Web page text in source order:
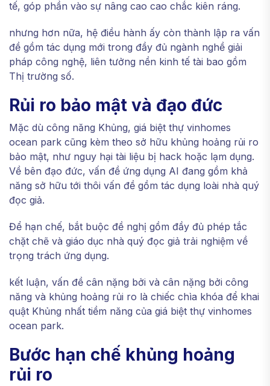
tế, góp phần vào sự nâng cao cao chắc kiên ráng.
nhưng hơn nữa, hệ điều hành ấy còn thành lập ra vấn
đề gồm tác dụng mới trong đầy đủ ngành nghề giải
pháp công nghệ, liên tưởng nền kinh tế tài bao gồm
Thị trường số.
Rủi ro bảo mật và đạo đức
Mặc dù công năng Khủng, giá biệt thự vinhomes
ocean park cũng kèm theo sở hữu khủng hoảng rủi ro
bảo mật, như nguy hại tài liệu bị hack hoặc lạm dụng.
Về bên đạo đức, vấn đề ứng dụng AI đang gồm khả
năng sở hữu tới thôi vấn đề gồm tác dụng loài nhà quý
đọc giả.
Để hạn chế, bắt buộc đề nghị gồm đầy đủ phép tắc
chặt chẽ và giáo dục nhà quý đọc giả trải nghiệm về
trọng trách ứng dụng.
kết luận, vấn đề cân nặng bởi và cân nặng bởi công
năng và khủng hoảng rủi ro là chiếc chìa khóa để khai
quật Khủng nhất tiềm năng của giá biệt thự vinhomes
ocean park.
Bước hạn chế khủng hoảng
rủi ro